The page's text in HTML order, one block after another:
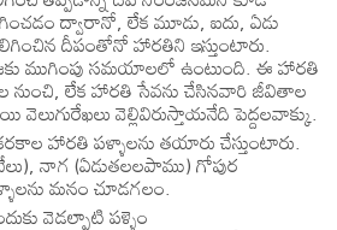
ద్వారానో, లేక మూడు, ఐదు, ఏడు
దీపంతోనో హారతిని ఇస్తుంటారు.
ముగింపు సమయాలలో ఉంటుంది. ఈ హారతి
లేక హారతి సేవను చేసినవారి జీవితాల
వెల్లివిరుస్తాయనేది పెద్దలవాక్కు.
హారతి పళ్ళాలను తయారు చేస్తుంటారు.
నాగ (ఏడుతలలపాము) గోపుర
మనం చూడగలం.
వెడల్పాటి పళ్ళెం